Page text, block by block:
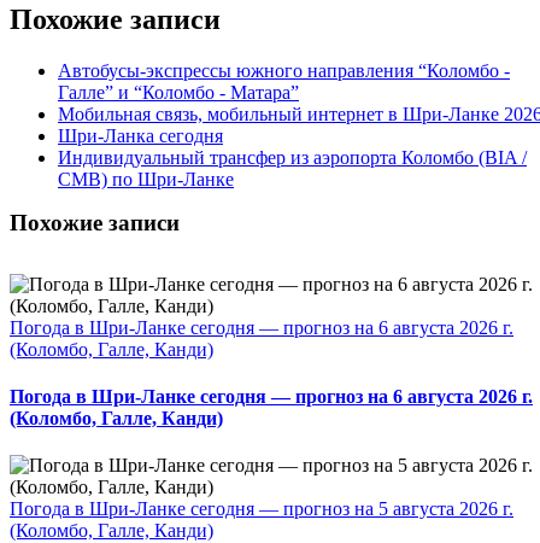
Похожие записи
Автобусы-экспрессы южного направления “Коломбо -
Галле” и “Коломбо - Матара”
Мобильная связь, мобильный интернет в Шри-Ланке
Шри-Ланка сегодня
Индивидуальный трансфер из аэропорта Коломбо (BIA /
CMB) по Шри-Ланке
Похожие записи
Погода в Шри-Ланке сегодня — прогноз на 6 августа 2026 г.
(Коломбо, Галле, Канди)
Погода в Шри-Ланке сегодня — прогноз на 6 августа 2026 г.
(Коломбо, Галле, Канди)
Погода в Шри-Ланке сегодня — прогноз на 5 августа 2026 г.
(Коломбо, Галле, Канди)